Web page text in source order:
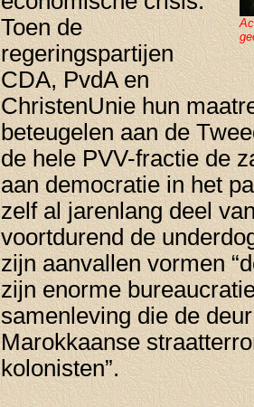
Toen de
regeringspartijen
CDA, PvdA en
ChristenUnie hun
beteugelen aan de
de hele PVV-fractie de
aan democratie in het
zelf al jarenlang deel
voortdurend de
zijn aanvallen vormen
zijn enorme
samenleving die de
Marokkaanse
kolonisten”.